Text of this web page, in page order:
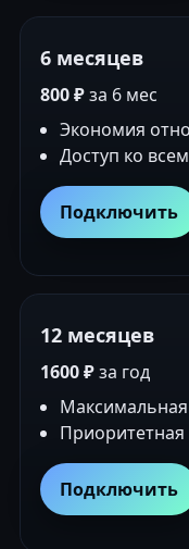
6 месяцев
800 ₽за 6 мес
Экономия
Доступ ко
Подключить
12 месяцев
1600 ₽за год
Подключить